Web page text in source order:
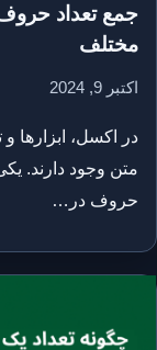
جمع تعداد
مختلف
اکتبر 9, 2024
در اکسل، ابزارها
متن وجود دارند.
حروف در…